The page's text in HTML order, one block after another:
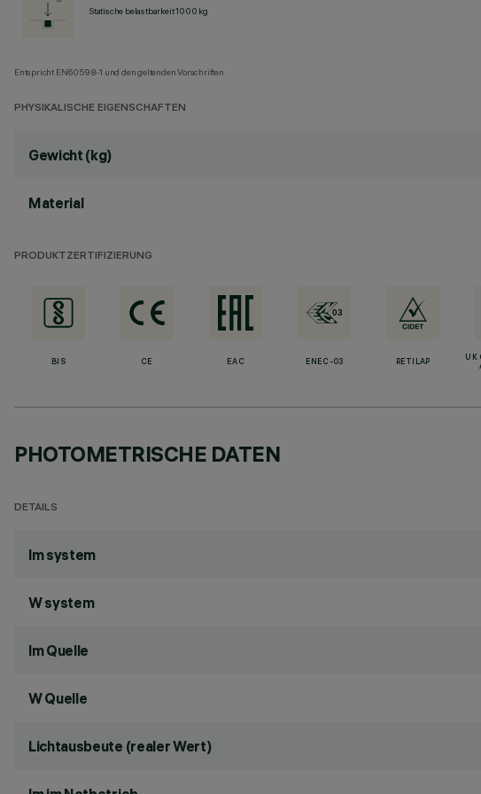
Statische belastbarkeit 1000 kg
Entspricht EN60598-1 und den geltenden Vorschriften.
PHYSIKALISCHE EIGENSCHAFTEN
Gewicht (kg)
Material
PRODUKTZERTIFIZIERUNG
BIS CE EAC ENEC-03 RETILAP
UK
PHOTOMETRISCHE DATEN
DETAILS
lm system
W system
lm Quelle
W Quelle
Lichtausbeute (realer Wert)